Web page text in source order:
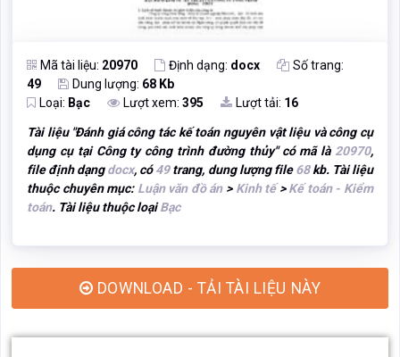
Mã tài liệu: 20970 Định dạng: docx
Số trang:
49
Dung lượng: 68 Kb
Loại: Bạc Lượt xem: 395 Lượt tải: 16
Tài liệu "Đánh giá công tác kế toán nguyên vật liệu và công cụ
dụng cụ tại Công ty công trình đường thủy" có mã là 20970,
file định dạngdocx, có49trang, dung lượng file68kb. Tài liệu
thuộc chuyên mục: Luận văn đồ án> Kinh tế>Kế toán - Kiểm
toán. Tài liệu thuộc loạiBạc
DOWNLOAD - TẢI TÀI LIỆU NÀY